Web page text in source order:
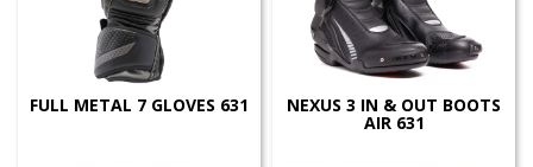
FULL METAL 7 GLOVES 631 NEXUS 3 IN & OUT BOOTS
AIR 631